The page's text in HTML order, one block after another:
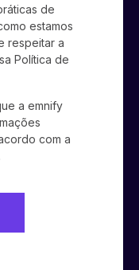
de
estamos
respeitar a
Política de
a emnify
com a